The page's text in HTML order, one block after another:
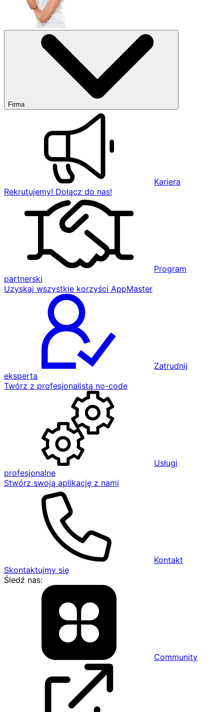
Firma
Kariera
Rekrutujemy! Dołącz do nas!
Program
partnerski
Uzyskaj wszystkie korzyści AppMaster
Zatrudnij
eksperta
Twórz z profesjonalistą no-code
Usługi
profesjonalne
Stwórz swoją aplikację z nami
Kontakt
Skontaktujmy się
Śledź nas:
Community